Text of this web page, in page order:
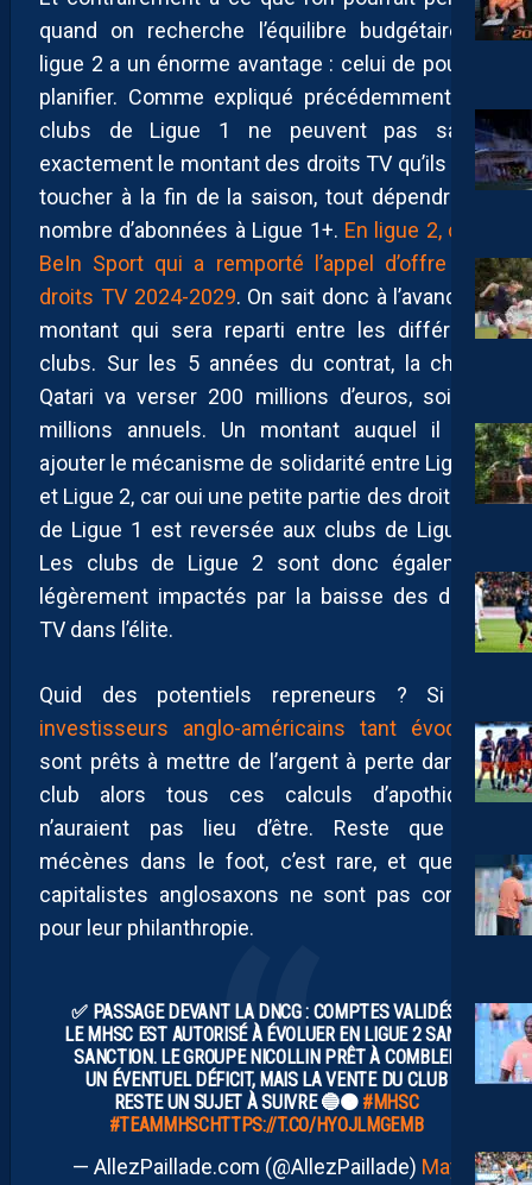
quand on recherche l’équilibre budgétaire, la
ligue 2 a un énorme avantage : celui de pouvoir
planifier. Comme expliqué précédemment, les
clubs de Ligue 1 ne peuvent pas savoir
exactement le montant des droits TV qu’ils vont
toucher à la fin de la saison, tout dépendra du
nombre d’abonnées à Ligue 1+. En ligue 2, c’est
BeIn Sport qui a remporté l’appel d’offre des
droits TV 2024-2029. On sait donc à l’avance le
montant qui sera reparti entre les différents
clubs. Sur les 5 années du contrat, la chaîne
Qatari va verser 200 millions d’euros, soit 40
millions annuels. Un montant auquel il faut
ajouter le mécanisme de solidarité entre Ligue 1
et Ligue 2, car oui une petite partie des droits TV
de Ligue 1 est reversée aux clubs de Ligue 2.
Les clubs de Ligue 2 sont donc également
légèrement impactés par la baisse des droits
TV dans l’élite.
Quid des potentiels repreneurs ? Si les
investisseurs anglo-américains tant évoqués
sont prêts à mettre de l’argent à perte dans le
club alors tous ces calculs d’apothicaire
n’auraient pas lieu d’être. Reste que les
mécènes dans le foot, c’est rare, et que les
capitalistes anglosaxons ne sont pas connus
pour leur philanthropie.
✅ PASSAGE DEVANT LA DNCG : COMPTES VALIDÉS,
LE MHSC EST AUTORISÉ À ÉVOLUER EN LIGUE 2 SANS
SANCTION. LE GROUPE NICOLLIN PRÊT À COMBLER
UN ÉVENTUEL DÉFICIT, MAIS LA VENTE DU CLUB
RESTE UN SUJET À SUIVRE 🔵🟠 #MHSC
#TEAMMHSCHTTPS://T.CO/HYOJLMGEMB
— AllezPaillade.com (@AllezPaillade) May